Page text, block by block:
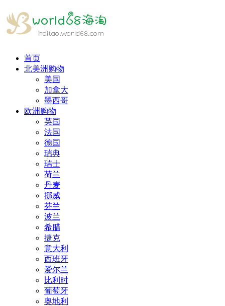
首页
北美洲购物
美国
加拿大
墨西哥
欧洲购物
英国
法国
德国
瑞典
瑞士
荷兰
丹麦
挪威
芬兰
波兰
希腊
捷克
意大利
西班牙
爱尔兰
比利时
葡萄牙
奥地利